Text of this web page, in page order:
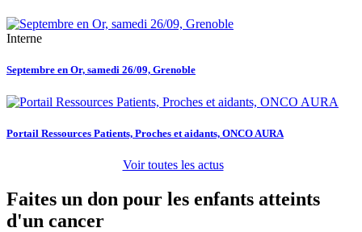
Interne
Septembre en Or, samedi 26/09, Grenoble
Portail Ressources Patients, Proches et aidants, ONCO AURA
Voir toutes les actus
Faites un don pour les enfants atteints
d'un cancer